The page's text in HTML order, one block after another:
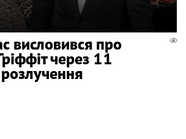
висловився про
через 11
розлучення